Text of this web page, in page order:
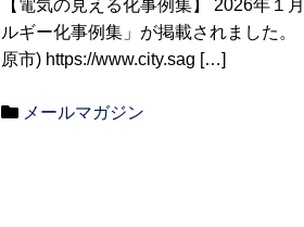
【電気の見える化事例集】 2026年１
ルギー化事例集」が掲載されました
原市) https://www.city.sag […]
メールマガジン